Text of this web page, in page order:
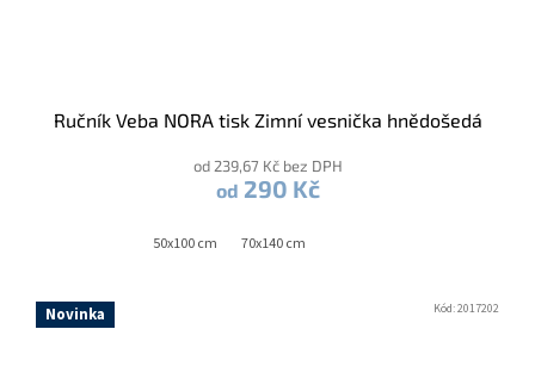
Ručník Veba NORA tisk Zimní vesnička hnědošedá
od 239,67 Kč bez DPH
od 290 Kč
50x100 cm 70x140 cm
Novinka Kód:2017202